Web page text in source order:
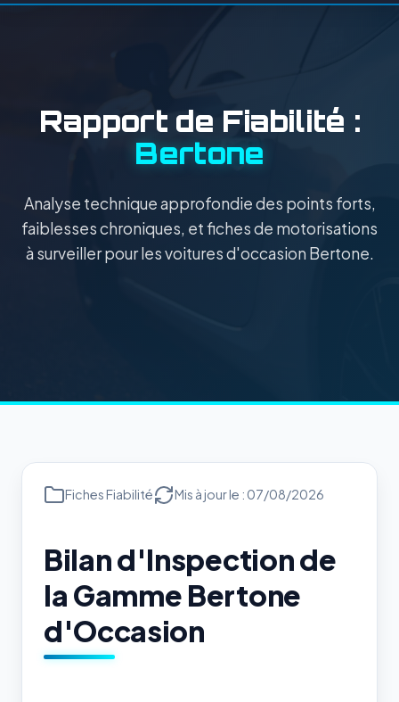
Rapport de Fiabilité :
Bertone
Analyse technique approfondie des points forts,
faiblesses chroniques, et fiches de motorisations
à surveiller pour les voitures d'occasion Bertone.
Fiches Fiabilité Mis à jour le : 07/08/2026
Bilan d'Inspection de
la Gamme Bertone
d'Occasion